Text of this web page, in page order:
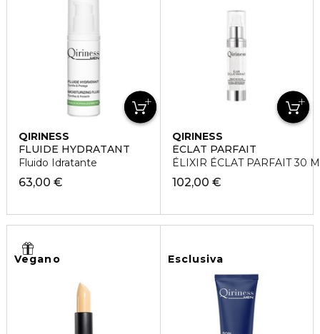
QIRINESS
FLUIDE HYDRATANT
Fluido Idratante
63,00 €
QIRINESS
ÉCLAT PARFAIT
ÉLIXIR ÉCLAT PARFAIT 30
102,00 €
Vegano Esclusiva